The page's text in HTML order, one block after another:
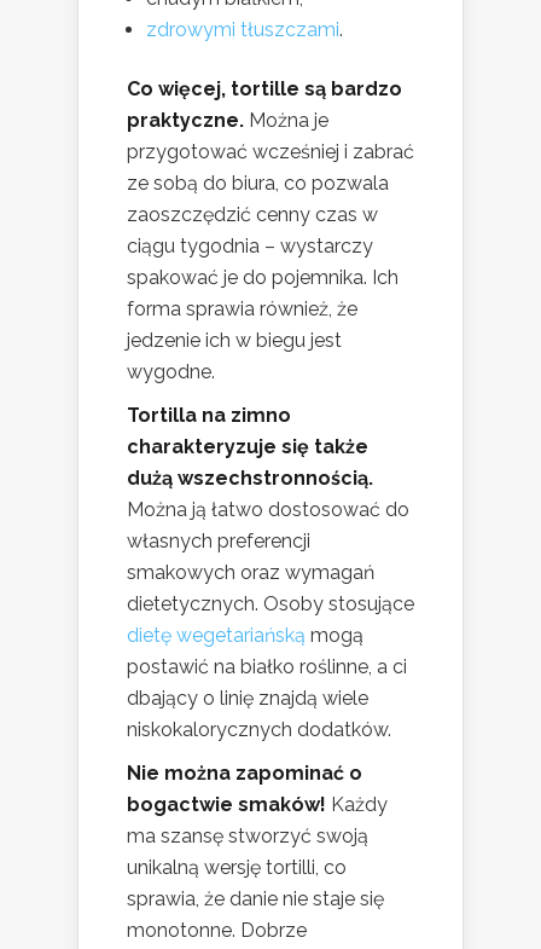
zdrowymi tłuszczami.
Co więcej, tortille są bardzo
praktyczne. Można je
przygotować wcześniej i zabrać
ze sobą do biura, co pozwala
zaoszczędzić cenny czas w
ciągu tygodnia – wystarczy
spakować je do pojemnika. Ich
forma sprawia również, że
jedzenie ich w biegu jest
wygodne.
Tortilla na zimno
charakteryzuje się także
dużą wszechstronnością.
Można ją łatwo dostosować do
własnych preferencji
smakowych oraz wymagań
dietetycznych. Osoby stosujące
dietę wegetariańską mogą
postawić na białko roślinne, a ci
dbający o linię znajdą wiele
niskokalorycznych dodatków.
Nie można zapominać o
bogactwie smaków! Każdy
ma szansę stworzyć swoją
unikalną wersję tortilli, co
sprawia, że danie nie staje się
monotonne. Dobrze